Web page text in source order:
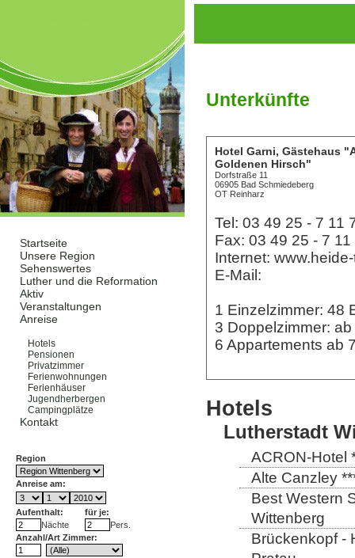
Startseite
Unsere Region
Sehenswertes
Luther und die Reformation
Aktiv
Veranstaltungen
Anreise
Hotels
Pensionen
Privatzimmer
Ferienwohnungen
Ferienhäuser
Jugendherbergen
Campingplätze
Kontakt
Region
Anreise am:
Aufenthalt:
für je:
Nächte
Pers.
Anzahl/Art Zimmer:
Unterkünfte
Hotel Garni, Gästehaus
Goldenen Hirsch"
Dorfstraße 11
06905 Bad Schmiedeberg
OT Reinharz
Tel: 03 49 25 - 7 11
Fax: 03 49 25 - 7 11
Internet:
E-Mail:
1 Einzelzimmer: 48
3 Doppelzimmer:
6 Appartements ab
Hotels
Lutherstadt
ACRON-Hotel
Alte Canzley
Best Western
Wittenberg
Brückenkopf -